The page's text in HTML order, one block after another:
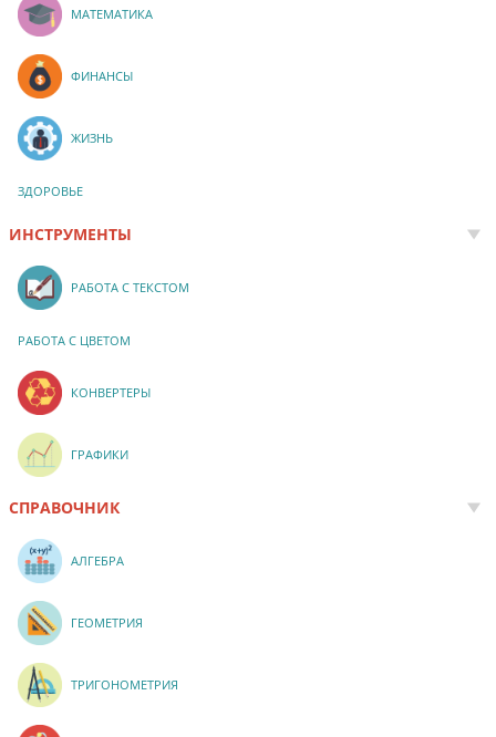
МАТЕМАТИКА
ФИНАНСЫ
ЖИЗНЬ
ЗДОРОВЬЕ
ИНСТРУМЕНТЫ
РАБОТА С ТЕКСТОМ
РАБОТА С ЦВЕТОМ
КОНВЕРТЕРЫ
ГРАФИКИ
СПРАВОЧНИК
АЛГЕБРА
ГЕОМЕТРИЯ
ТРИГОНОМЕТРИЯ